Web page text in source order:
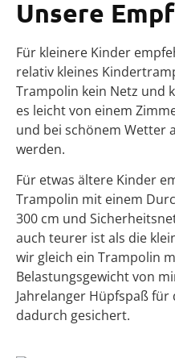
Unsere
Für kleinere Kinder
relativ kleines
Trampolin kein Netz und
es leicht von einem
und bei schönem Wetter
werden.
Für etwas ältere Kinder
Trampolin mit einem
300 cm und
auch teurer ist als die
wir gleich ein Trampolin
Belastungsgewicht von
Jahrelanger Hüpfspaß für
dadurch gesichert.